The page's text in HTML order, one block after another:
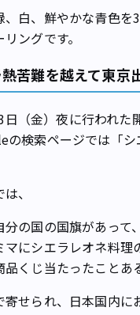
白、鮮やかな青色を
ングです。
――苦難を越えて東京
（金）夜に行われた
の検索ページでは「
、
分の国の国旗があっ
マにシエラレオネ料理
品くじ当たったこと
寄せられ、日本国内に